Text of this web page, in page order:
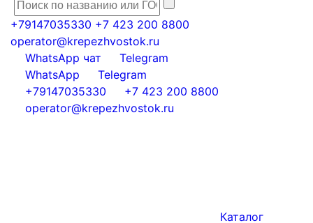
+79147035330 +7 423 200 8800
operator@krepezhvostok.ru
WhatsApp чат
Telegram
WhatsApp
Telegram
+79147035330
+7 423 200 8800
operator@krepezhvostok.ru
Каталог